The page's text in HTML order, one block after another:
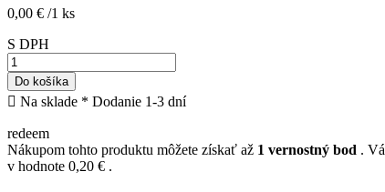
0,00 € /1 ks
S DPH
Do košíka
 Na sklade * Dodanie 1-3 dní
redeem
Nákupom tohto produktu môžete získať až 1 vernostný bod .
v hodnote 0,20 € .